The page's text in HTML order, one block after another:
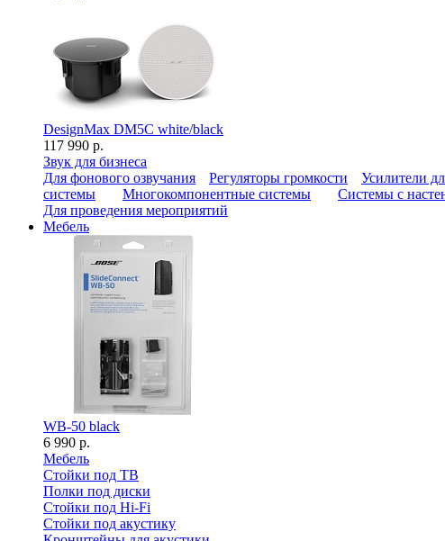
DesignMax DM5C white/black
117 990 р.
Звук для бизнеса
Для фонового озвучания
Регуляторы громкости Усилители
системы
Многокомпонентные системы
Системы с
Для проведения мероприятий
Мебель
WB-50 black
6 990 р.
Мебель
Стойки под ТВ
Полки под диски
Стойки под Hi-Fi
Стойки под акустику